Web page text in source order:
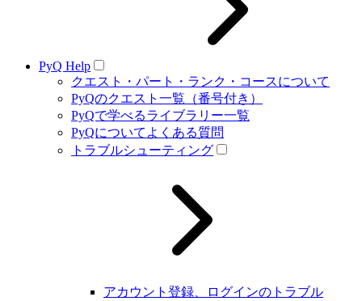
PyQ Help
クエスト・パート・ランク・コースについて
PyQのクエスト一覧（番号付き）
PyQで学べるライブラリー一覧
PyQについてよくある質問
トラブルシューティング
アカウント登録、ログインのトラブル